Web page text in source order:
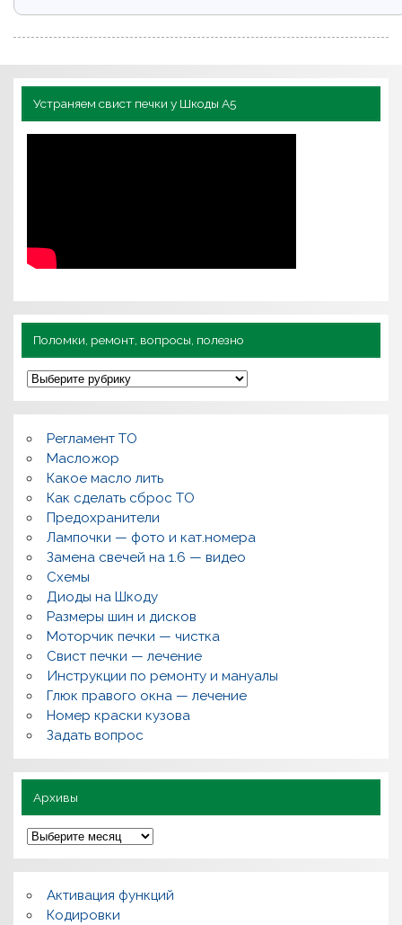
Устраняем свист печки у Шкоды А5
Поломки, ремонт, вопросы, полезно
П
о
л
о
к
и
р
е
м
о
н
т
,
в
о
п
р
о
ы
,
о
л
з
Регламент ТО
Масложор
Какое масло лить
Как сделать сброс ТО
Предохранители
Лампочки — фото и кат.номера
Замена свечей на 1.6 — видео
Схемы
Диоды на Шкоду
Размеры шин и дисков
Моторчик печки — чистка
Свист печки — лечение
Инструкции по ремонту и мануалы
Глюк правого окна — лечение
Номер краски кузова
Задать вопрос
Архивы
А
р
х
и
ы
Активация функций
Кодировки